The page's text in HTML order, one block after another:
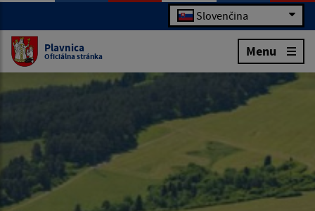
Slovenčina
Plavnica
Oficiálna stránka Menu